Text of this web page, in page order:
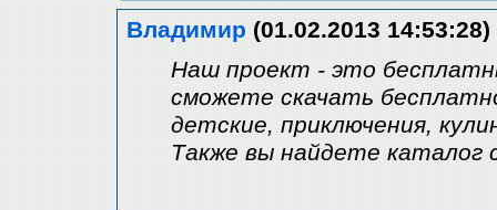
Владимир (01.02.2013 14:53:28)
Наш проект - это
сможете скачать
детские, приключения,
Также вы найдете каталог